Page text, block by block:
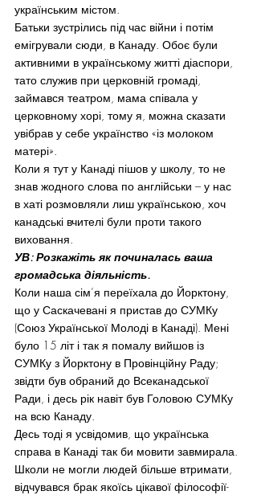
українським містом.
Батьки зустрілись під час війни і потім
емігрували сюди, в Канаду. Обоє були
активними в українському житті діаспори,
тато служив при церковній громаді,
займався театром, мама співала у
церковному хорі, тому я, можна сказати
увібрав у себе українство «із молоком
матері».
Коли я тут у Канаді пішов у школу, то не
знав жодного слова по англійськи – у нас
в хаті розмовляли лиш українською, хоч
канадські вчителі були проти такого
виховання.
УВ: Розкажіть як починалась ваша
громадська діяльність.
Коли наша сім’я переїхала до Йорктону,
що у Саскачевані я пристав до СУМКу
(Союз Української Молоді в Канаді). Мені
було 15 літ і так я помалу вийшов із
СУМКу з Йорктону в Провінційну Раду;
звідти був обраний до Всеканадської
Ради, і десь рік навіт був Головою СУМКу
на всю Канаду.
Десь тоді я усвідомив, що українська
справа в Канаді так би мовити завмирала.
Школи не могли людей більше втримати,
відчувався брак якоїсь цікавої філософії-